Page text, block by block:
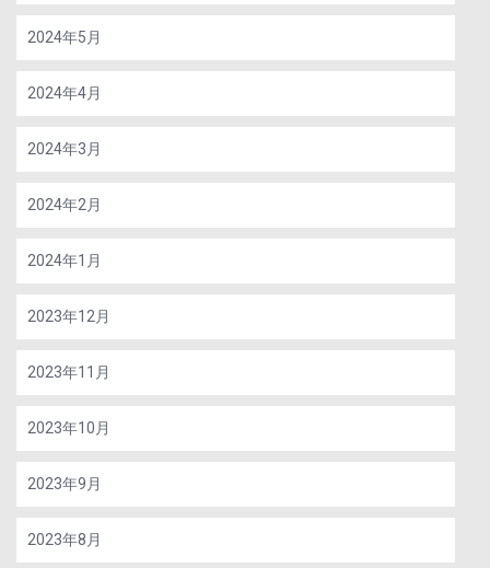
2024年5月
2024年4月
2024年3月
2024年2月
2024年1月
2023年12月
2023年11月
2023年10月
2023年9月
2023年8月